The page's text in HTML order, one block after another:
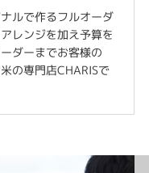
ルで作るフルオーダ
レンジを加え予算を
ダーまでお客様の
の専門店CHARISで